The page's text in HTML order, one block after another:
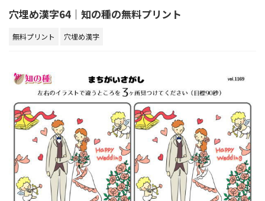
穴埋め漢字64｜知の種の無料プリント
無料プリント 穴埋め漢字